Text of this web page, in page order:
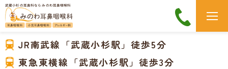
武蔵小杉の耳鼻科なら みのわ耳鼻咽喉科
JR南武線「武蔵小杉駅」徒歩5分
東急東横線「武蔵小杉駅」徒歩3分